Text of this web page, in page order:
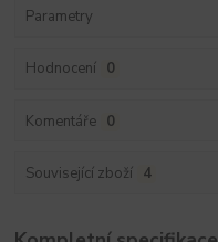
Parametry
Hodnocení 0
Komentáře 0
Související zboží 4